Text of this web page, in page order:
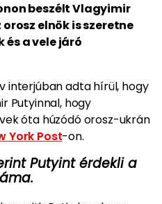
beszélt Vlagyimir
elnök is szeretne
a vele járó
interjúban adta hírül, hogy
Putyinnal, hogy
óta húzódó orosz-ukrán
York Post-on.
Putyint érdekli a